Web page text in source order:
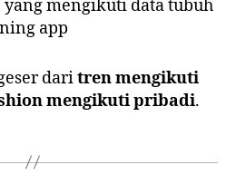
mengikuti data tubuh
app
daritren mengikuti
mengikuti pribadi.